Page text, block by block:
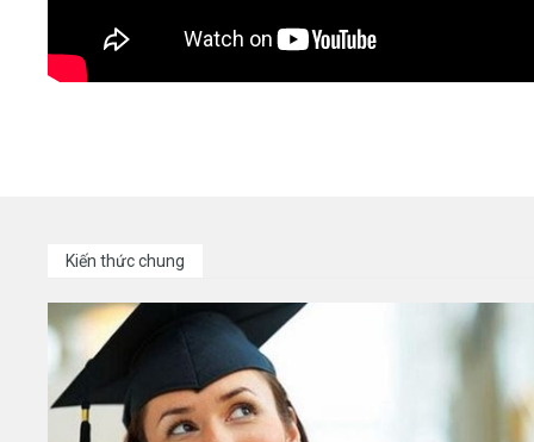
Kiến thức chung